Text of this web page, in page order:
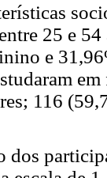
25 e
e
116
dos